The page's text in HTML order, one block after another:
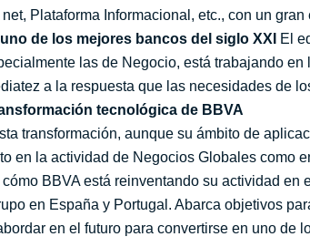
Plataforma Informacional, etc., con un
de los mejores bancos del siglo XXI
El
las de Negocio, está trabajando en
a la respuesta que las necesidades de
tecnológica de BBVA
transformación, aunque su ámbito de
en la actividad de Negocios Globales como
BBVA está reinventando su actividad
en España y Portugal. Abarca objetivos
en el futuro para convertirse en uno de